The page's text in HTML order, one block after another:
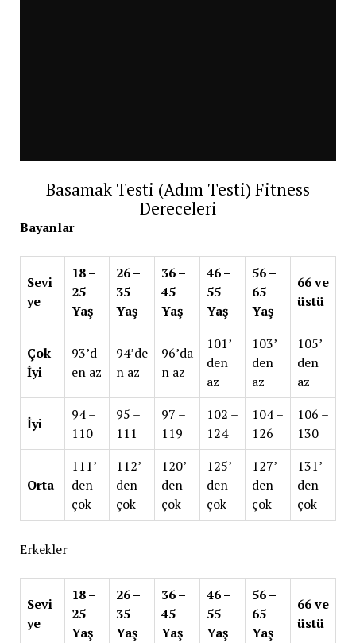
Basamak Testi (Adım Testi) Fitness
Dereceleri
Bayanlar
Sevi
ye
18 –
25
Yaş
26 –
35
Yaş
36 –
45
Yaş
46 –
55
Yaş
56 –
65
Yaş
66 ve
üstü
Çok
İyi
93’d
en az
94’de
n az
96’da
n az
101’
den
az
103’
den
az
105’
den
az
İyi
94 –
110
95 –
111
97 –
119
102 –
124
104 –
126
106 –
130
Orta
111’
den
çok
112’
den
çok
120’
den
çok
125’
den
çok
127’
den
çok
131’
den
çok
Erkekler
Sevi
ye
18 –
25
Yaş
26 –
35
Yaş
36 –
45
Yaş
46 –
55
Yaş
56 –
65
Yaş
66 ve
üstü